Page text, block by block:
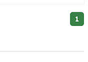
1